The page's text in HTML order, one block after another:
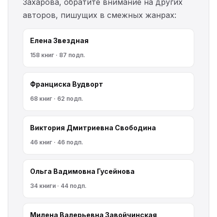
Захарова, обратите внимание на других
авторов, пишущих в смежных жанрах:
Елена Звездная
158 книг · 87 подп.
Франциска Вудворт
68 книг · 62 подп.
Виктория Дмитриевна Свободина
46 книг · 46 подп.
Ольга Вадимовна Гусейнова
34 книги · 44 подп.
Милена Валерьевна Завойчинская